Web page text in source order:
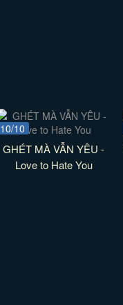
10/10
GHÉT MÀ VẪN YÊU -
Love to Hate You